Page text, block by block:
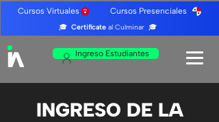
Cursos Virtuales Cursos Presenciales
🎓 Certifícate al Culminar 🎓
Ingreso Estudiantes
INGRESO DE LA